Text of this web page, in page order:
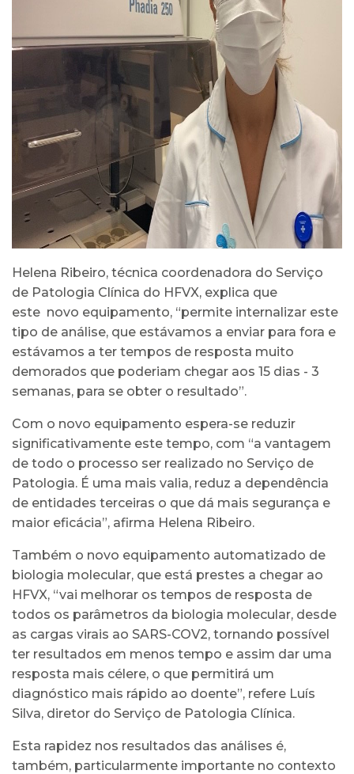
Helena Ribeiro, técnica coordenadora do Serviço
de Patologia Clínica do HFVX, explica que
este novo equipamento, “permite internalizar este
tipo de análise, que estávamos a enviar para fora e
estávamos a ter tempos de resposta muito
demorados que poderiam chegar aos 15 dias - 3
semanas, para se obter o resultado”.
Com o novo equipamento espera-se reduzir
significativamente este tempo, com “a vantagem
de todo o processo ser realizado no Serviço de
Patologia. É uma mais valia, reduz a dependência
de entidades terceiras o que dá mais segurança e
maior eficácia”, afirma Helena Ribeiro.
Também o novo equipamento automatizado de
biologia molecular, que está prestes a chegar ao
HFVX, “vai melhorar os tempos de resposta de
todos os parâmetros da biologia molecular, desde
as cargas virais ao SARS-COV2, tornando possível
ter resultados em menos tempo e assim dar uma
resposta mais célere, o que permitirá um
diagnóstico mais rápido ao doente”, refere Luís
Silva, diretor do Serviço de Patologia Clínica.
Esta rapidez nos resultados das análises é,
também, particularmente importante no contexto